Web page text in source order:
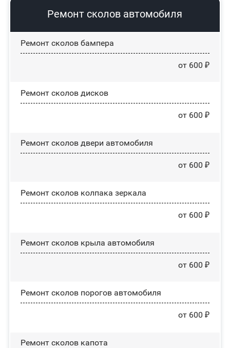
Ремонт сколов автомобиля
Ремонт сколов бампера
от 600 ₽
Ремонт сколов дисков
от 600 ₽
Ремонт сколов двери автомобиля
от 600 ₽
Ремонт сколов колпака зеркала
от 600 ₽
Ремонт сколов крыла автомобиля
от 600 ₽
Ремонт сколов порогов автомобиля
от 600 ₽
Ремонт сколов капота